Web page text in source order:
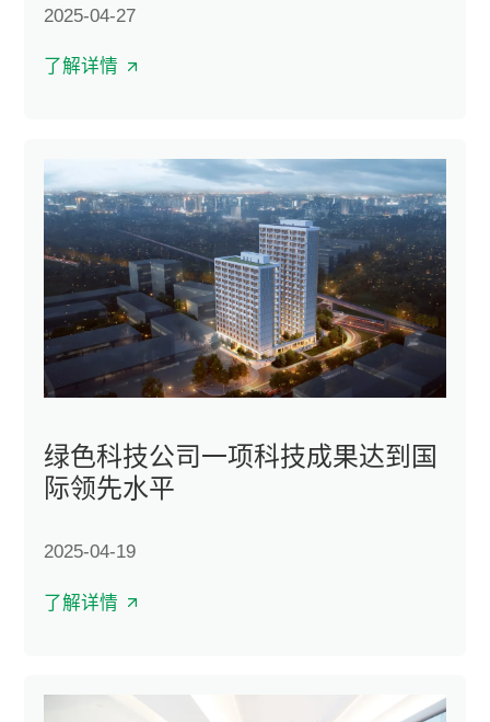
2025-04-27
了解详情
绿色科技公司一项科技成果达到国
际领先水平
2025-04-19
了解详情